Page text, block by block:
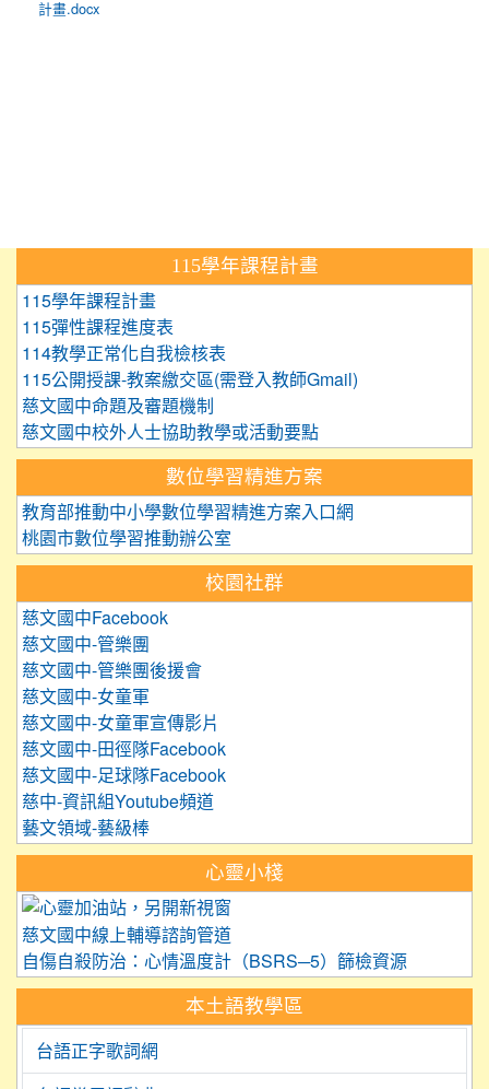
計畫.docx
115學年課程計畫
115學年課程計畫
115彈性課程進度表
114教學正常化自我檢核表
115公開授課-教案繳交區(需登入教師Gmail)
慈文國中命題及審題機制
慈文國中校外人士協助教學或活動要點
數位學習精進方案
教育部推動中小學數位學習精進方案入口網
桃園市數位學習推動辦公室
校園社群
慈文國中Facebook
慈文國中-管樂團
慈文國中-管樂團後援會
慈文國中-女童軍
慈文國中-女童軍宣傳影片
慈文國中-田徑隊Facebook
慈文國中-足球隊Facebook
慈中-資訊組Youtube頻道
藝文領域-藝級棒
心靈小棧
慈文國中線上輔導諮詢管道
自傷自殺防治：心情溫度計（BSRS─5）篩檢資源
本土語教學區
台語正字歌詞網